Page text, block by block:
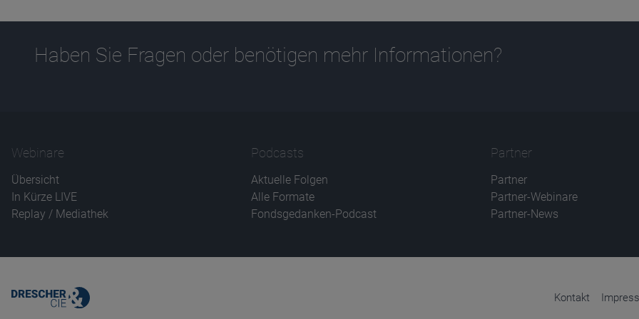
Haben Sie Fragen oder benötigen mehr Informationen?
Webinare
Übersicht
In Kürze LIVE
Replay / Mediathek
Podcasts
Aktuelle Folgen
Alle Formate
Fondsgedanken-Podcast
Partner
Partner
Partner-Webinare
Partner-News
Kontakt